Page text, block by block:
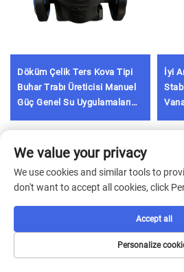
Döküm Çelik Ters Kova Tipi
Buhar Trabı Üreticisi Manuel
Güç Genel Su Uygulamaları
İyi
Ücretsiz
Temsilcimiz en kısa sürede
Email
We value your privacy
We use cookies and similar tools to
don't want to accept all cookies, click
Personalize
Accept all